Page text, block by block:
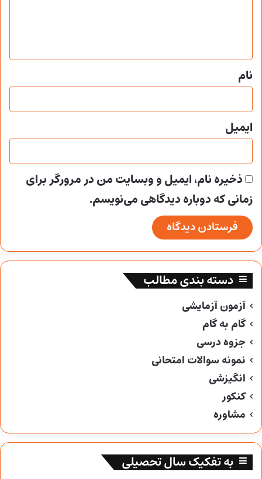
*
نام
ایمیل
ذخیره نام، ایمیل و وبسایت من در مرورگر برای
زمانی که دوباره دیدگاهی می‌نویسم.
دسته بندی مطالب
آزمون آزمایشی
گام به گام
جزوه درسی
نمونه سوالات امتحانی
انگیزشی
کنکور
مشاوره
به تفکیک سال تحصیلی